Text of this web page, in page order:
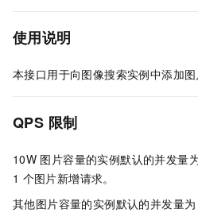
使用说明
本接口用于向图像搜索实例中添加图
QPS 限制
10W 图片容量的实例默认的并发量
1 个图片新增请求。
其他图片容量的实例默认的并发量为